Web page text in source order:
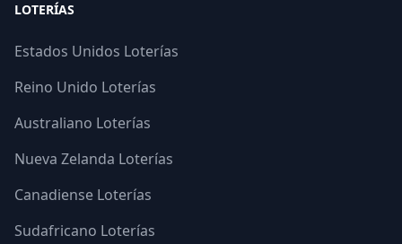
LOTERÍAS
Estados Unidos Loterías
Reino Unido Loterías
Australiano Loterías
Nueva Zelanda Loterías
Canadiense Loterías
Sudafricano Loterías